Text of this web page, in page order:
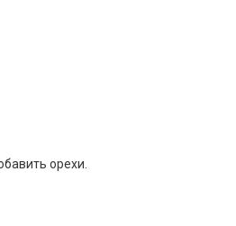
орехи.